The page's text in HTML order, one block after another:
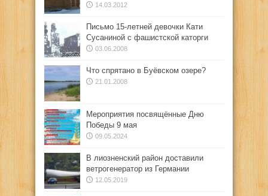
14.03.2012
Письмо 15-летней девочки Кати
Сусаниной с фашистской каторги
03.06.2008
Что спрятано в Буёвском озере?
21.01.2008
Мероприятия посвящённые Дню
Победы 9 мая
09.05.2024
В лиозненский район доставили
ветрогенератор из Германии
12.05.2019